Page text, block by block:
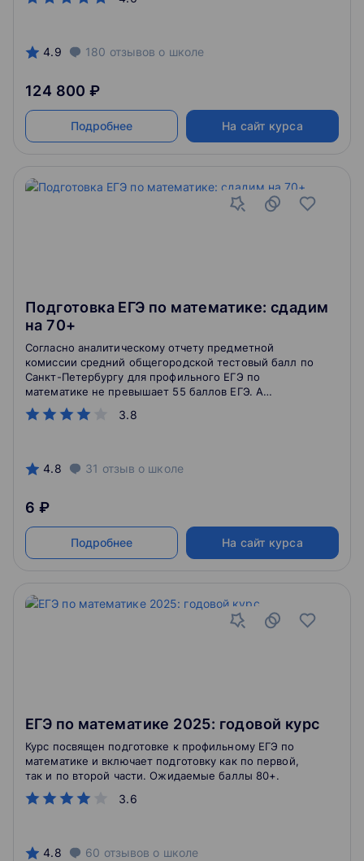
4.9 180 отзывов о школе
124 800 ₽
Подробнее На сайт курса
Подготовка ЕГЭ по математике: сдадим
на 70+
3.8
Согласно аналитическому отчету предметной
комиссии средний общегородской тестовый балл по
Санкт-Петербургу для профильного ЕГЭ по
математике не превышает 55 баллов ЕГЭ. А
количество абитуриентов, набравших высокие и
высшие баллы составляет менее 2% от всех
4.8 31 отзыв о школе
6 ₽
Подробнее На сайт курса
ЕГЭ по математике 2025: годовой курс
3.6
Курс посвящен подготовке к профильному ЕГЭ по
математике и включает подготовку как по первой,
так и по второй части. Ожидаемые баллы 80+.
4.8 60 отзывов о школе